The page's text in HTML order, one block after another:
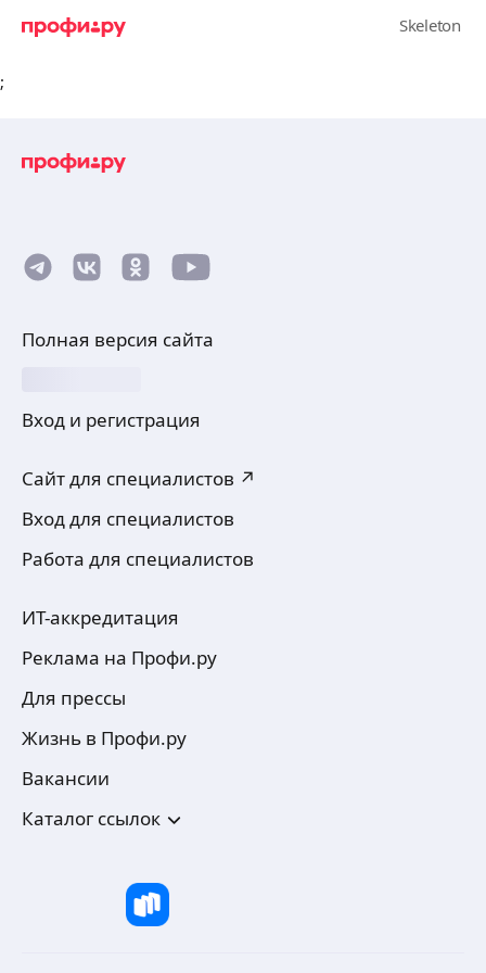
;
Полная версия сайта
Вход и регистрация
Сайт для специалистов ↗
Вход для специалистов
Работа для специалистов
ИТ-аккредитация
Реклама на Профи.ру
Для прессы
Жизнь в Профи.ру
Вакансии
Каталог ссылок